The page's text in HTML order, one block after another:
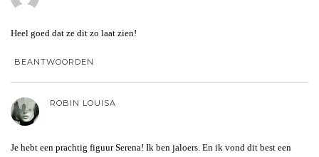
Heel goed dat ze dit zo laat zien!
BEANTWOORDEN
ROBIN LOUISA
Je hebt een prachtig figuur Serena! Ik ben jaloers. En ik vond dit best een